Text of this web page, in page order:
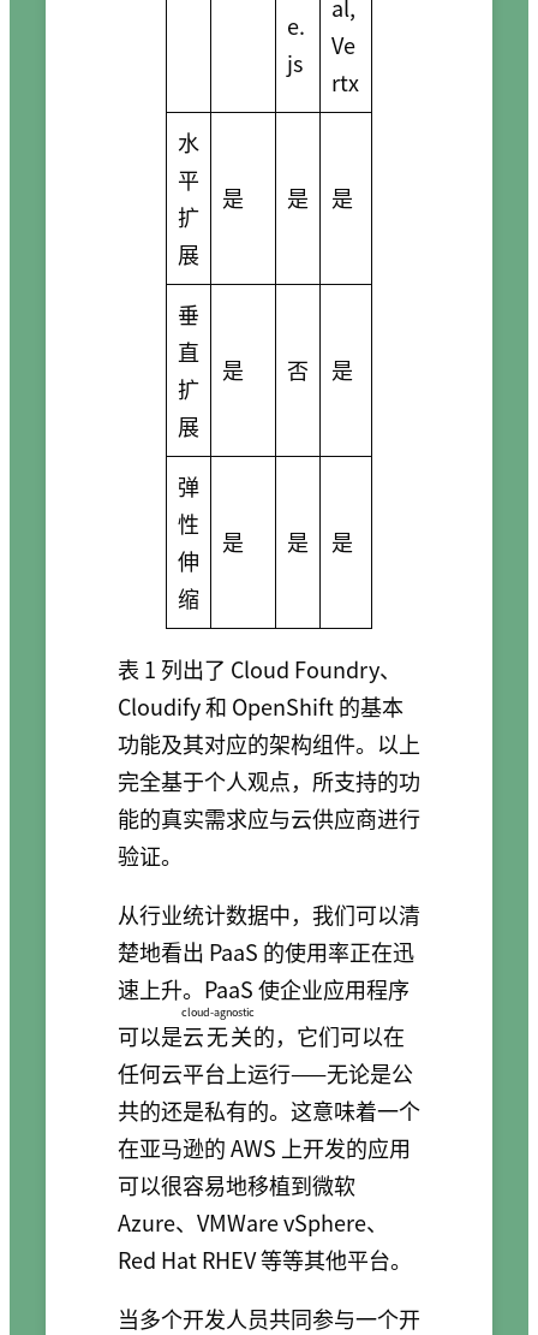
e.
js
al,
Ve
rtx
水
平
扩
展
是 是 是
垂
直
扩
展
是 否 是
弹
性
伸
缩
是 是 是
表 1 列出了 Cloud Foundry、
Cloudify 和 OpenShift 的基本
功能及其对应的架构组件。以上
完全基于个人观点，所支持的功
能的真实需求应与云供应商进行
验证。
从行业统计数据中，我们可以清
楚地看出 PaaS 的使用率正在迅
速上升。PaaS 使企业应用程序
可以是云无关
cloud-agnostic
的，它们可以在
任何云平台上运行——无论是公
共的还是私有的。这意味着一个
在亚马逊的 AWS 上开发的应用
可以很容易地移植到微软
Azure、VMWare vSphere、
Red Hat RHEV 等等其他平台。
当多个开发人员共同参与一个开